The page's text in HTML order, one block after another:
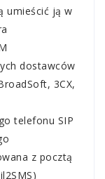
umieścić ją w
dostawców
3CX,
telefonu SIP
z pocztą